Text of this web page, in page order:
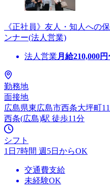
《正社員》友人・知人への
ンナー(法人営業)
法人営業 月給210,000
勤務地
面接地
広島県東広島市西条大坪町
西条(広島)駅 徒歩11分
シフト
1日7時間 週5日からOK
交通費支給
未経験OK